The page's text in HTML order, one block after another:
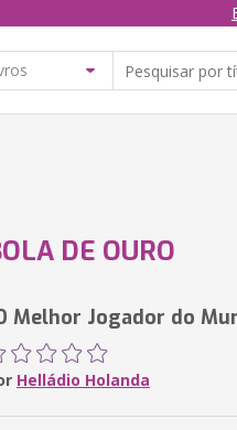
DE OURO
Melhor Jogador do
Helládio Holanda